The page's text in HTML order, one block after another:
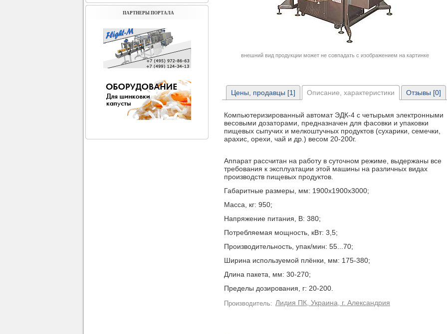
внешний вид продукции может не совпадать с изображением на картинке
Цены, продавцы [1] Описание, характеристики
Компьютеризированный автомат ЭДК-4 с четырьмя электронными
весовыми дозаторами, предназначен для фасовки и упаковки
пищевых сыпучих и мелкоштучных продуктов (сухарики, семечки,
арахис, орехи, чай и др.) весом 20-200г.
Аппарат рассчитан на работу в суточном режиме, выдержаны все
требования к эксплуатации этой машины на различных видах
производств пищевых продуктов.
Габаритные размеры, мм: 1900х1900х3000;
Масса, кг: 950;
Напряжение питания, В: 380;
Потребляемая мощность, кВт: 3,5;
Производительность, упак/мин: 55...70;
Ширина используемой плёнки, мм: 175-380;
Длина пакета, мм: 30-270;
Пределы дозирования, г: 20-200.
Производитель: Лидия ПК, Украина, г. Александрия
Отзывы [0]
ПАРТНЕРЫ ПОРТАЛА